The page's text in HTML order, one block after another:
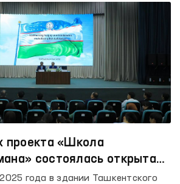
в Европе (ОБСЕ), посвящённая
измерения.
проекта «Школа
состоялась открытая
студентами
года в здании Ташкентского